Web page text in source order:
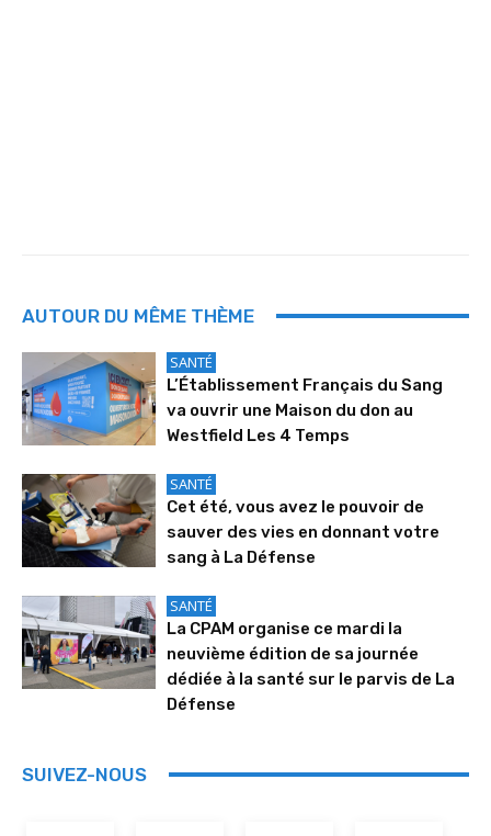
AUTOUR DU MÊME THÈME
SANTÉ
L’Établissement Français du Sang
va ouvrir une Maison du don au
Westfield Les 4 Temps
SANTÉ
Cet été, vous avez le pouvoir de
sauver des vies en donnant votre
sang à La Défense
SANTÉ
La CPAM organise ce mardi la
neuvième édition de sa journée
dédiée à la santé sur le parvis de La
Défense
SUIVEZ-NOUS